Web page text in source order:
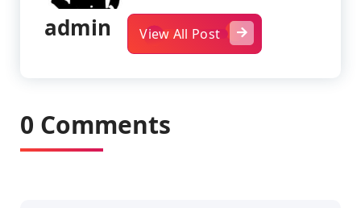
admin View All Post
0 Comments